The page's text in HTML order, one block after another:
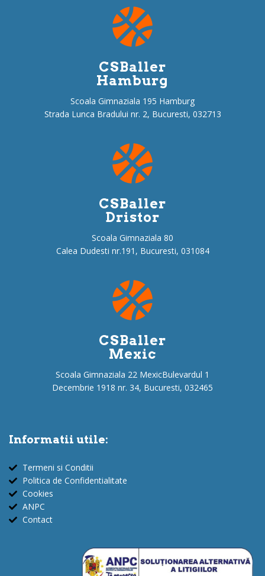
CSBaller
Hamburg
Scoala Gimnaziala 195 Hamburg
Strada Lunca Bradului nr. 2, Bucuresti, 032713
CSBaller
Dristor
Scoala Gimnaziala 80
Calea Dudesti nr.191, Bucuresti, 031084
CSBaller
Mexic
Scoala Gimnaziala 22 MexicBulevardul 1
Decembrie 1918 nr. 34, Bucuresti, 032465
Informatii utile:
Termeni si Conditii
Politica de Confidentialitate
Cookies
ANPC
Contact